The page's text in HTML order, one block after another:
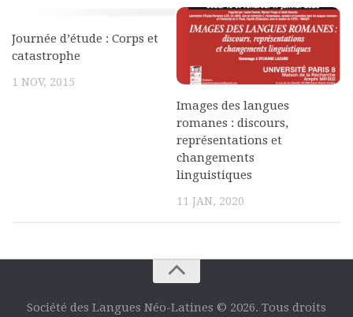
Journée d’étude : Corps et
catastrophe
1 NOV, 2015
Images des langues
romanes : discours,
représentations et
changements
linguistiques
11 JAN, 2020
Société des Langues Néo-Latines © 2026. Tous droits